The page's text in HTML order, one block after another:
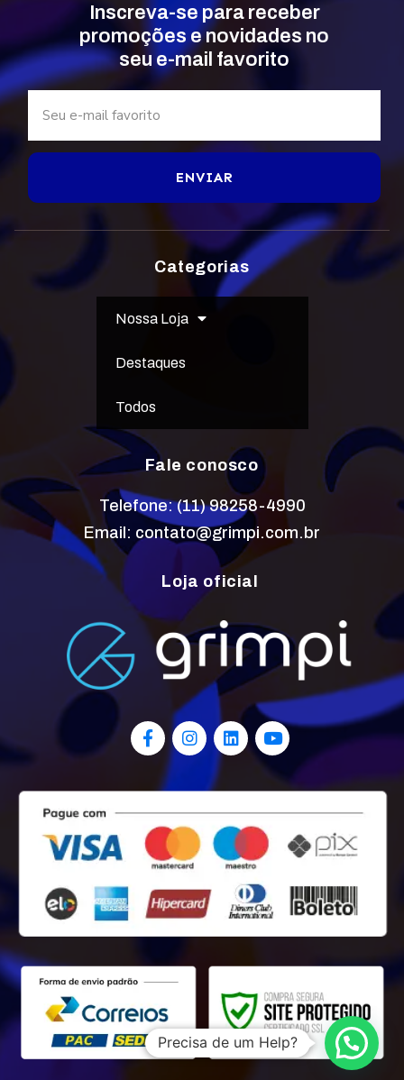
Inscreva-se para receber
promoções e novidades no
seu e-mail favorito
ENVIAR
Categorias
Nossa Loja
Destaques
Todos
Fale conosco
Telefone: (11) 98258-4990
Email: contato@grimpi.com.br
Loja oficial
Precisa de um Help?